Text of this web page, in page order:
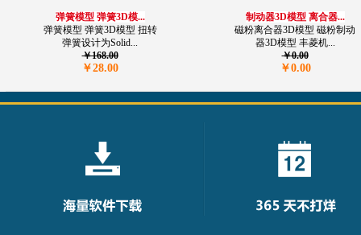
弹簧模型 弹簧3D模...
弹簧模型 弹簧3D模型 扭转
弹簧设计为Solid...
￥168.00
￥28.00
制动器3D模型 离合器...
磁粉离合器3D模型 磁粉制动
器3D模型 丰菱机...
￥0.00
￥0.00